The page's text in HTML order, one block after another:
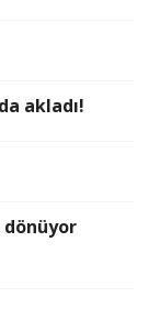
akladı!